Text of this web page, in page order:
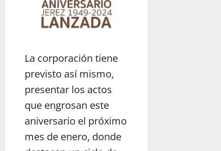
La corporación tiene
previsto así mismo,
presentar los actos
que engrosan este
aniversario el próximo
mes de enero, donde